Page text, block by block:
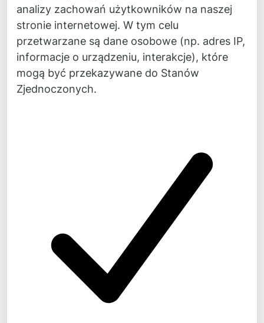
Kontakt
Fon:
+49 4
0 300 870 30
Fax:
+49 40 300 870 50
Aktualności, podstawowe informacje i komentarze na
temat naszych projektów można znaleźć codziennie
analizy zachowań użytkowników na naszej
stronie internetowej. W tym celu
przetwarzane są dane osobowe (np. adres IP,
informacje o urządzeniu, interakcje), które
mogą być przekazywane do Stanów
Zjednoczonych.